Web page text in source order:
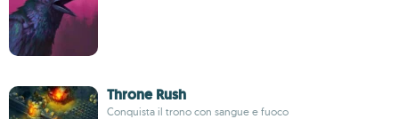
Throne Rush
Conquista il trono con sangue e fuoco